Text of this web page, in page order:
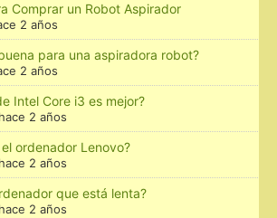
Comprar un Robot Aspirador
2 años
para una aspiradora robot?
2 años
Intel Core i3 es mejor?
hace 2 años
ordenador Lenovo?
hace 2 años
que está lenta?
hace 2 años